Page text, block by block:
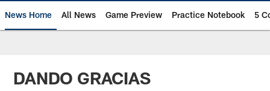
News Home All News Game Preview Practice Notebook 5
DANDO GRACIAS